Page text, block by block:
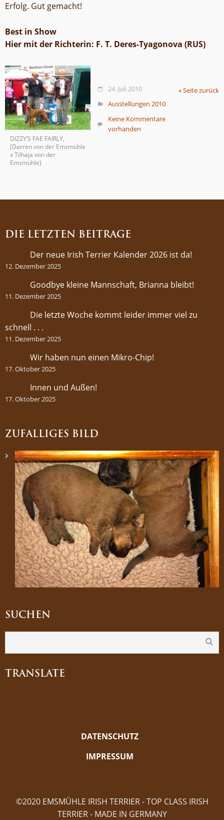
Erfolg. Gut gemacht!
Best in Show
Hier mit der Richterin: F. T. Deres-Tyagonova (RUS)
DIZZY’S FAE FAIRLY,
(Darren von der Emsmühle
x Tilhaja von der
Emsmühle)
« Seite zurück
24. Juli 2010
Ausstellungen 2010
Keine Kommentare
vorhanden
DIE LETZTEN BEITRÄGE
Der neue Irish Terrier Kalender 2026 ist da!
12. Dezember 2025
Goodbye kleine Mannschaft, Brianna bleibt!
11. Dezember 2025
Die letzte Woche kommt leider immer viel zu
schnell . . .
11. Dezember 2025
Wir haben nun einen Mikro-Chip!
17. Oktober 2025
Innen und Außen!
17. Oktober 2025
ZUFÄLLIGES BILD
SUCHEN
TRANSLATE
DATENSCHUTZ
IMPRESSUM
©2020 EMSMÜHLE IRISH TERRIER - TOP CLASS IRISH
TERRIER - MADE IN GERMANY